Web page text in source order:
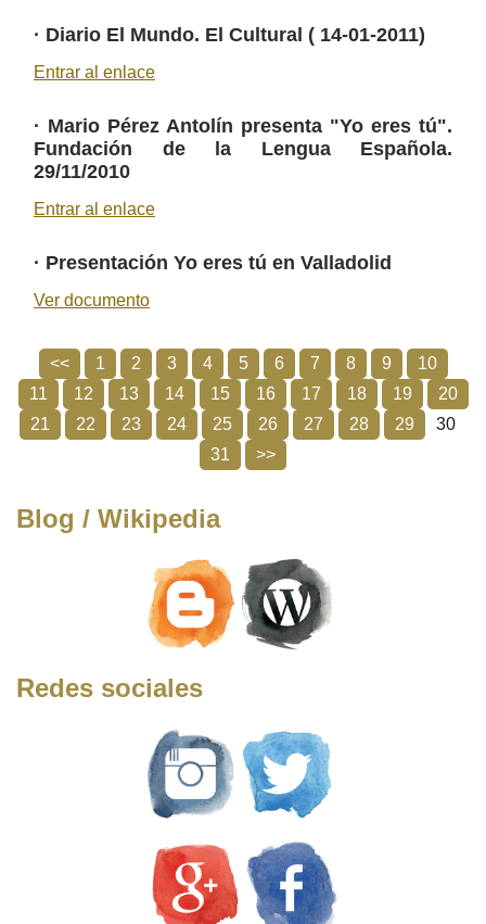
· Diario El Mundo. El Cultural ( 14-01-2011)
Entrar al enlace
· Mario Pérez Antolín presenta "Yo eres tú".
Fundación de la Lengua Española.
29/11/2010
Entrar al enlace
· Presentación Yo eres tú en Valladolid
Ver documento
<< 1 2 3 4 5 6 7 8 9
10
11
12 13 14 15 16 17 18 19
20
21
22 23 24 25 26 27 28 29
30
31
>>
Blog / Wikipedia
Redes sociales